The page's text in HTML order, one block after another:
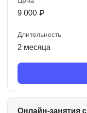
9 000 ₽
Длительность
2 месяца
Онлайн-занятия с